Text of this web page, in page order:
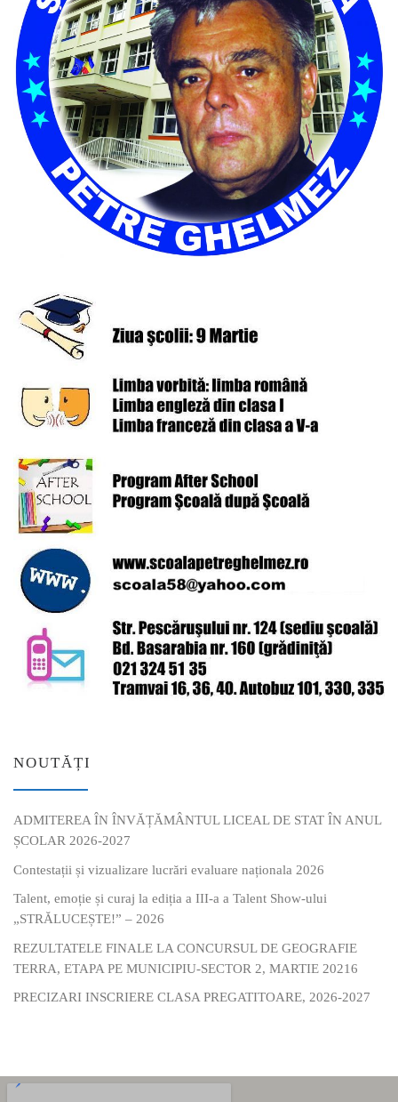
NOUTĂȚI
ADMITEREA ÎN ÎNVĂȚĂMÂNTUL LICEAL DE STAT ÎN ANUL
ȘCOLAR 2026-2027
Contestații și vizualizare lucrări evaluare naționala 2026
Talent, emoție și curaj la ediția a III-a a Talent Show-ului
„STRĂLUCEȘTE!” – 2026
REZULTATELE FINALE LA CONCURSUL DE GEOGRAFIE
TERRA, ETAPA PE MUNICIPIU-SECTOR 2, MARTIE 20216
PRECIZARI INSCRIERE CLASA PREGATITOARE, 2026-2027